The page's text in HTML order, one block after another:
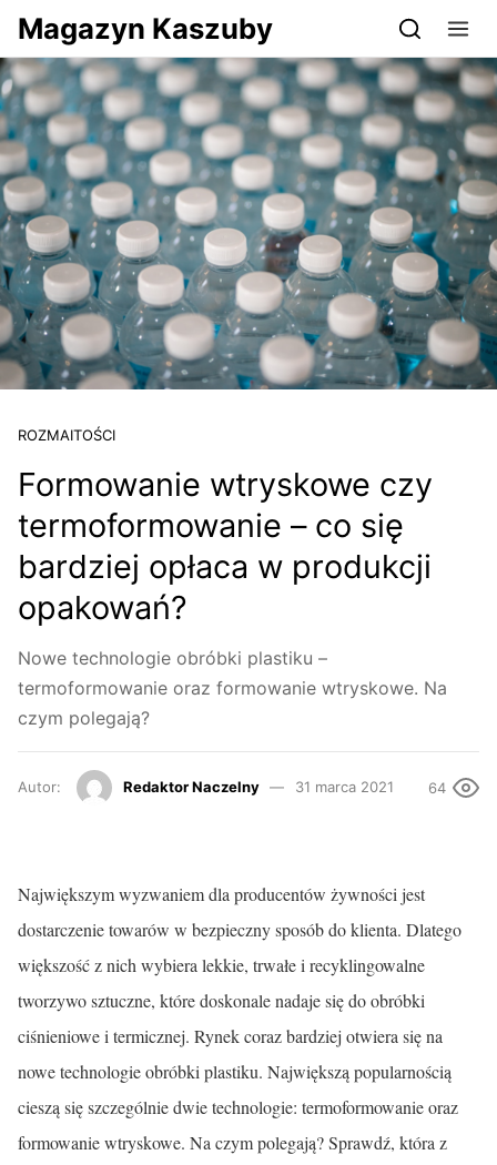
Przejdź do serwisu magazynkaszuby.pl
Magazyn Kaszuby
ROZMAITOŚCI
Formowanie wtryskowe czy
termoformowanie – co się
bardziej opłaca w produkcji
opakowań?
Nowe technologie obróbki plastiku –
termoformowanie oraz formowanie wtryskowe. Na
czym polegają?
Autor: Redaktor Naczelny 31 marca 2021 64
Największym wyzwaniem dla producentów żywności jest
dostarczenie towarów w bezpieczny sposób do klienta. Dlatego
większość z nich wybiera lekkie, trwałe i recyklingowalne
tworzywo sztuczne, które doskonale nadaje się do obróbki
ciśnieniowe i termicznej. Rynek coraz bardziej otwiera się na
nowe technologie obróbki plastiku. Największą popularnością
cieszą się szczególnie dwie technologie: termoformowanie oraz
formowanie wtryskowe. Na czym polegają? Sprawdź, która z